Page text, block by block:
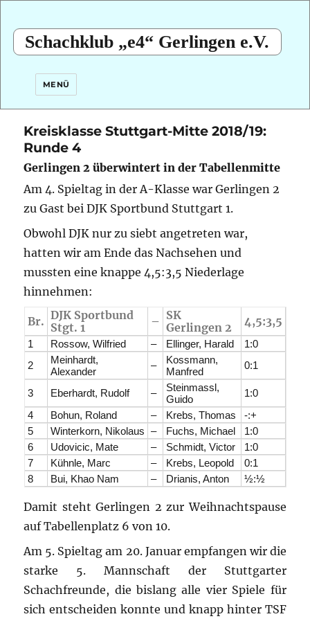
Schachklub „e4“ Gerlingen e.V.
MENÜ
Kreisklasse Stuttgart-Mitte 2018/19:
Runde 4
Gerlingen 2 überwintert in der Tabellenmitte
Am 4. Spieltag in der A-Klasse war Gerlingen 2
zu Gast bei DJK Sportbund Stuttgart 1.
Obwohl DJK nur zu siebt angetreten war,
hatten wir am Ende das Nachsehen und
mussten eine knappe 4,5:3,5 Niederlage
hinnehmen:
Br. DJK Sportbund
Stgt. 1
– SK
Gerlingen 2
4,5:3,5
1 Rossow, Wilfried – Ellinger, Harald
1:0
2
Meinhardt,
Alexander
–
Kossmann,
Manfred
0:1
3 Eberhardt, Rudolf –
Steinmassl,
Guido
1:0
4
Bohun, Roland – Krebs, Thomas
-:+
5
Winterkorn, Nikolaus – Fuchs, Michael
1:0
6
Udovicic, Mate – Schmidt, Victor
1:0
7
Kühnle, Marc – Krebs, Leopold
0:1
8
Bui, Khao Nam – Drianis, Anton ½:½
Damit steht Gerlingen 2 zur Weihnachtspause
auf Tabellenplatz 6 von 10.
Am 5. Spieltag am 20. Januar empfangen wir die
starke 5. Mannschaft der Stuttgarter
Schachfreunde, die bislang alle vier Spiele für
sich entscheiden konnte und knapp hinter TSF